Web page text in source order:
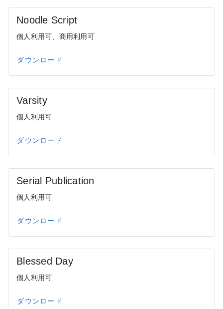
Noodle Script
個人利用可、商用利用可
ダウンロード
Varsity
個人利用可
ダウンロード
Serial Publication
個人利用可
ダウンロード
Blessed Day
個人利用可
ダウンロード